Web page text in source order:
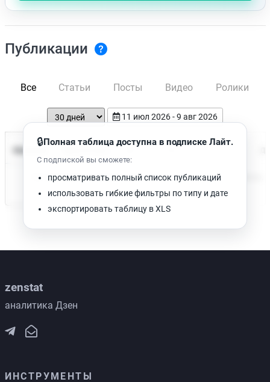
Публикации
Все Статьи Посты Видео Ролики
11 июл 2026 - 9 авг 2026
Время чтения
Нет доступных публикаций. Попробуйте изменить фильтр.
🔒Полная таблица доступна в подписке Лайт.
С подпиской вы сможете:
просматривать полный список публикаций
использовать гибкие фильтры по типу и дате
экспортировать таблицу в XLS
zenstat
аналитика Дзен
ИНСТРУМЕНТЫ